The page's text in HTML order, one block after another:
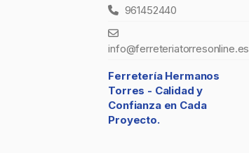
961452440
info@ferreteriatorresonline.es
Ferretería Hermanos
Torres - Calidad y
Confianza en Cada
Proyecto.